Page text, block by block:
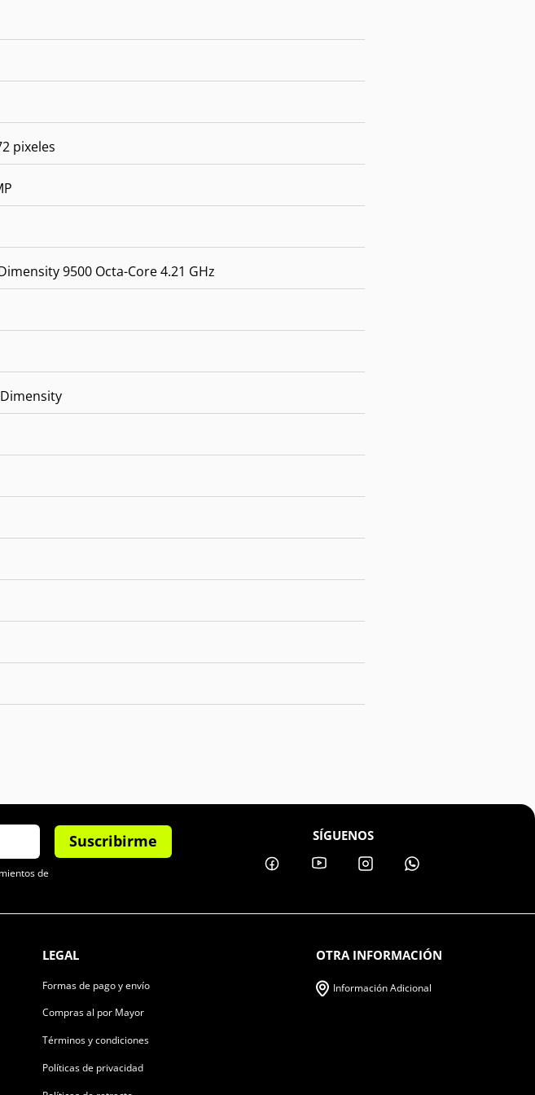
pixeles
9500 Octa-Core 4.21 GHz
Suscribirme
de
SÍGUENOS
LEGAL
Formas de pago y envío
Compras al por Mayor
Términos y condiciones
Políticas de privacidad
OTRA INFORMACIÓN
Información Adicional